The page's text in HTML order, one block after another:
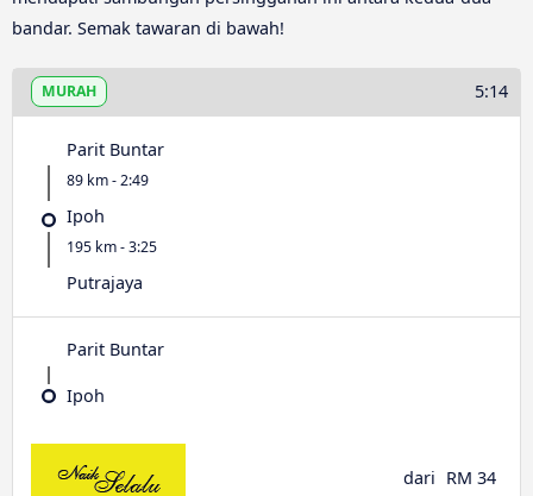
bandar. Semak tawaran di bawah!
MURAH 5:14
Parit Buntar
89 km - 2:49
Ipoh
195 km - 3:25
Putrajaya
Parit Buntar
Ipoh
dari RM 34